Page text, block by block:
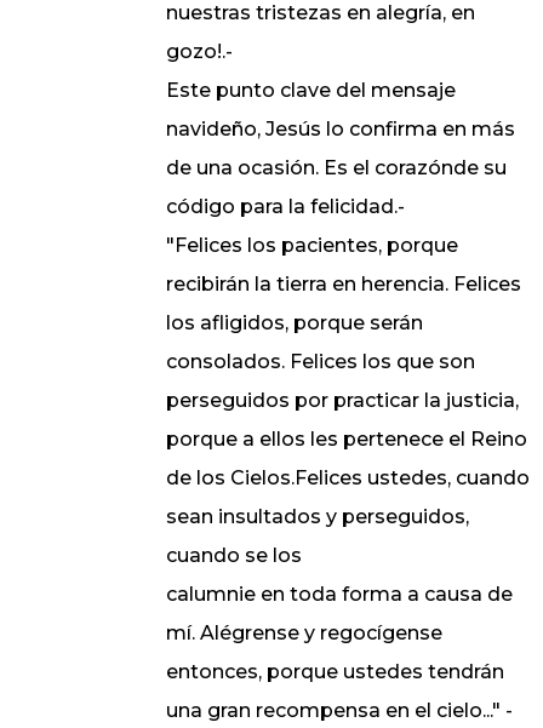
nuestras tristezas en alegría, en
gozo!.-
Este punto clave del mensaje
navideño, Jesús lo confirma en más
de una ocasión. Es el corazónde su
código para la felicidad.-
"Felices los pacientes, porque
recibirán la tierra en herencia. Felices
los afligidos, porque serán
consolados. Felices los que son
perseguidos por practicar la justicia,
porque a ellos les pertenece el Reino
de los Cielos.Felices ustedes, cuando
sean insultados y perseguidos,
cuando se los
calumnie en toda forma a causa de
mí. Alégrense y regocígense
entonces, porque ustedes tendrán
una gran recompensa en el cielo..." -